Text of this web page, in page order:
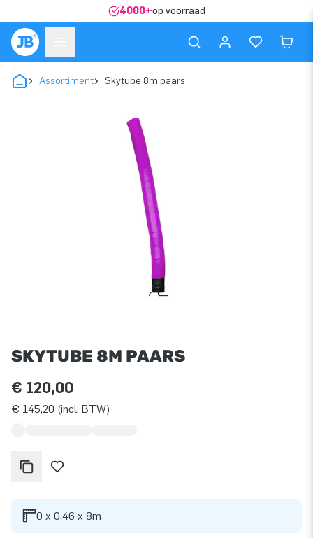
4000+op voorraad
Assortiment Skytube 8m paars
SKYTUBE 8M PAARS
€ 120,00
€ 145,20 (incl. BTW)
0 x 0.46 x 8m